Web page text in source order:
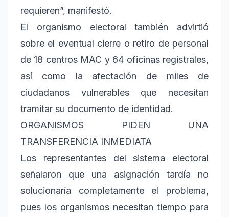
requieren”, manifestó.
El organismo electoral también advirtió
sobre el eventual cierre o retiro de personal
de 18 centros MAC y 64 oficinas registrales,
así como la afectación de miles de
ciudadanos vulnerables que necesitan
tramitar su documento de identidad.
ORGANISMOS PIDEN UNA
TRANSFERENCIA INMEDIATA
Los representantes del sistema electoral
señalaron que una asignación tardía no
solucionaría completamente el problema,
pues los organismos necesitan tiempo para